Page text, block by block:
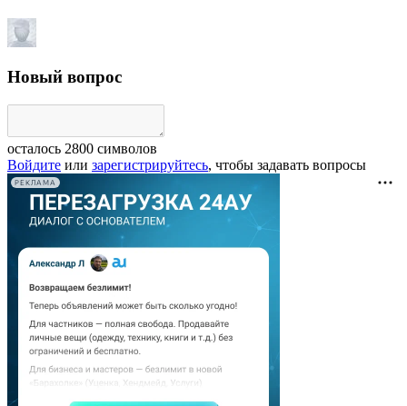
Новый вопрос
осталось 2800 символов
Войдите или зарегистрируйтесь, чтобы задавать вопросы
РЕКЛАМА